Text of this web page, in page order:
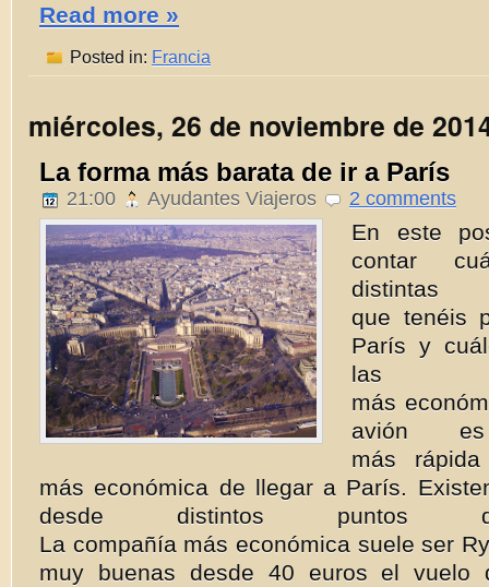
Read more »
Posted in: Francia
miércoles, 26 de noviembre de
La forma más barata de ir a París
21:00 Ayudantes Viajeros 2 comments
En este
contar
que tenéis
París y
las
más
avión
más
más económica de llegar a París.
desde distintos puntos
La compañía más económica suele ser
muy buenas desde 40 euros el vuelo